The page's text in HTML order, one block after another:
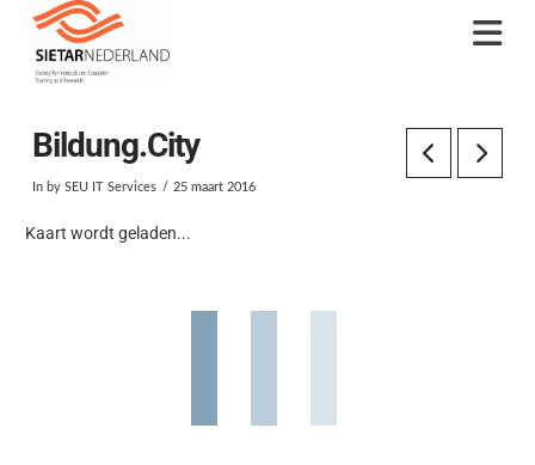
Bildung.City
In by SEU IT Services 25 maart 2016
Kaart wordt geladen...